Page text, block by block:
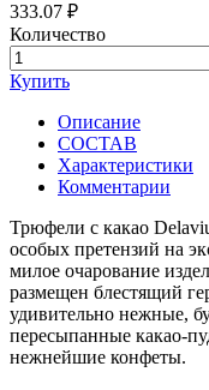
333.07 ₽
Количество
Купить
Описание
СОСТАВ
Характеристики
Комментарии
Трюфели с какао
особых претензий на
милое очарование
размещен блестящий
удивительно нежные,
пересыпанные какао-
нежнейшие конфеты.